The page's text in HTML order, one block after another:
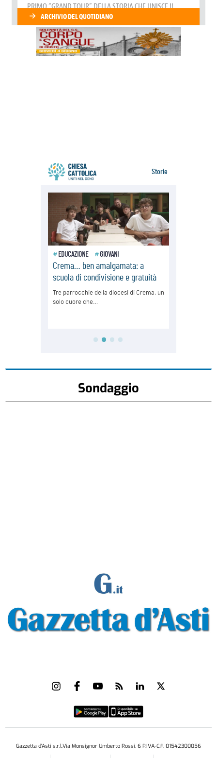
Sondaggio
Gazzetta d'Asti s.r.l.Via Monsignor Umberto Rossi, 6 P.IVA-C.F. 01542300056